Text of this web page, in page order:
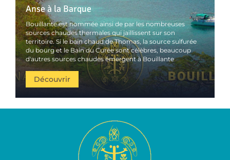
Anse à la Barque
Bouillante est nommée ainsi de par les nombreuses
sources chaudes thermales qui jaillissent sur son
territoire. Si le bain chaud de Thomas, la source sulfurée
du bourg et le Bain du Curée sont célèbres, beaucoup
d'autres sources chaudes émergent à Bouillante
Découvrir